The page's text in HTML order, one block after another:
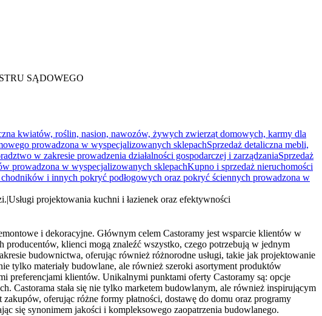
SĄDOWEGO
kwiatów, roślin, nasion, nawozów, żywych zwierząt domowych, karmy dla
prowadzona w wyspecjalizowanych sklepachSprzedaż detaliczna mebli,
w zakresie prowadzenia działalności gospodarczej i zarządzaniaSprzedaż
prowadzona w wyspecjalizowanych sklepachKupno i sprzedaż nieruchomości
i innych pokryć podłogowych oraz pokryć ściennych prowadzona w
Usługi projektowania kuchni i łazienek oraz efektywności
i dekoracyjne. Głównym celem Castoramy jest wsparcie klientów w
klienci mogą znaleźć wszystko, czego potrzebują w jednym
budownictwa, oferując również różnorodne usługi, takie jak projektowanie
tylko materiały budowlane, ale również szeroki asortyment produktów
preferencjami klientów. Unikalnymi punktami oferty Castoramy są: opcje
Castorama stała się nie tylko marketem budowlanym, ale również inspirującym
oferując różne formy płatności, dostawę do domu oraz programy
się synonimem jakości i kompleksowego zaopatrzenia budowlanego.